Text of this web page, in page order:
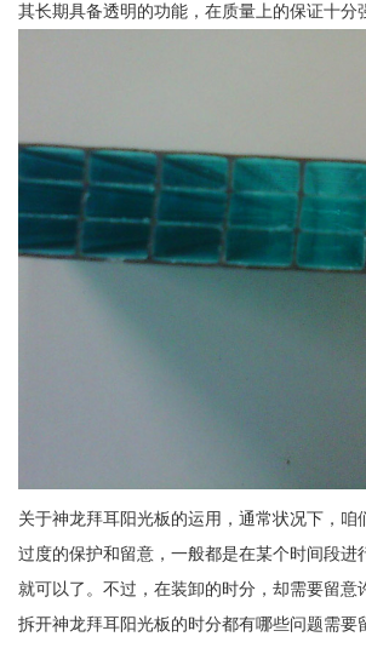
其长期具备透明的功能，在质量上的保证十分
关于神龙拜耳阳光板的运用，通常状况下，咱
过度的保护和留意，一般都是在某个时间段进
就可以了。不过，在装卸的时分，却需要留意
拆开神龙拜耳阳光板的时分都有哪些问题需要